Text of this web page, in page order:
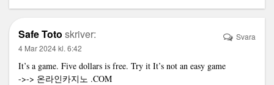
Safe Toto skriver:
4 Mar 2024 kl. 6:42
It’s a game. Five dollars is free. Try it It’s not an easy game
->-> 온라인카지노 .COM
Svara